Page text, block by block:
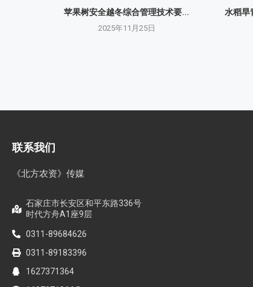
苹果树安全越冬综合管理技术要...
2025年11月25日
水稻旱
联系我们
《北方农资》传媒
石家庄市长安区和平东路336号
时代方舟A1座9层
0311-89684626
0311-89183396
1627371364